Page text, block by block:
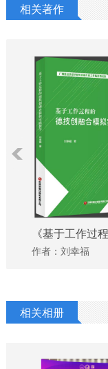
相关著作
作者：刘幸福
相关相册